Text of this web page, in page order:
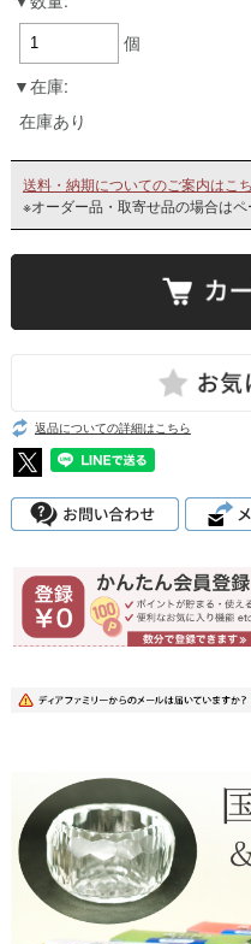
個
在庫:
在庫あり
送料・納期についてのご案内はこ
※オーダー品・取寄せ品の場合は
返品についての詳細はこちら